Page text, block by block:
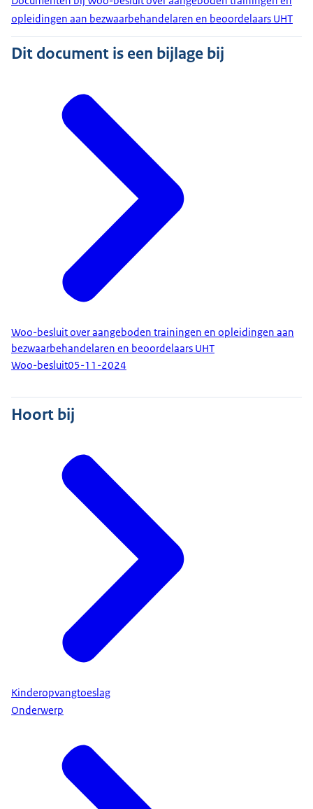
opleidingen aan bezwaarbehandelaren en beoordelaars UHT
Dit document is een bijlage bij
Woo-besluit over aangeboden trainingen en opleidingen aan
bezwaarbehandelaren en beoordelaars UHT
Woo-besluit05-11-2024
Hoort bij
Kinderopvangtoeslag
Onderwerp